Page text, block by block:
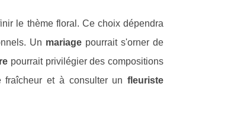
le thème floral. Ce choix dépendra
Un mariage pourrait s'orner de
pourrait privilégier des compositions
fraîcheur et à consulter unfleuriste